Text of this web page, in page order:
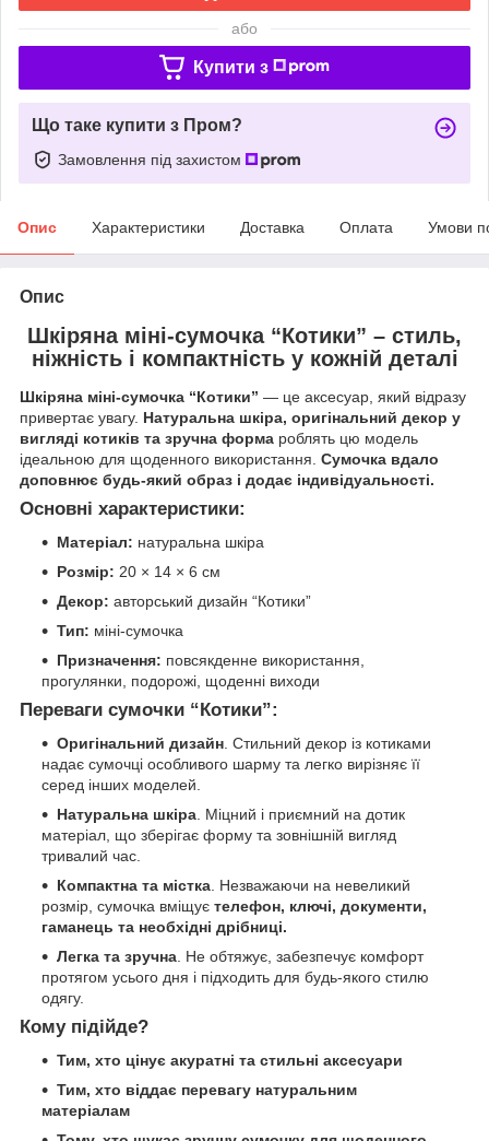
або
Купити з
Що таке купити з Пром?
Замовлення під захистом
Опис Характеристики Доставка Оплата Умови
Опис
Шкіряна міні-сумочка “Котики” – стиль,
ніжність і компактність у кожній деталі
Шкіряна міні-сумочка “Котики” — це аксесуар, який відразу
привертає увагу. Натуральна шкіра, оригінальний декор у
вигляді котиків та зручна форма роблять цю модель
ідеальною для щоденного використання. Сумочка вдало
доповнює будь-який образ і додає індивідуальності.
Основні характеристики:
Матеріал: натуральна шкіра
Розмір: 20 × 14 × 6 см
Декор: авторський дизайн “Котики”
Тип: міні-сумочка
Призначення: повсякденне використання,
прогулянки, подорожі, щоденні виходи
Переваги сумочки “Котики”:
Оригінальний дизайн . Стильний декор із котиками
надає сумочці особливого шарму та легко вирізняє її
серед інших моделей.
Натуральна шкіра . Міцний і приємний на дотик
матеріал, що зберігає форму та зовнішній вигляд
тривалий час.
Компактна та містка . Незважаючи на невеликий
розмір, сумочка вміщує телефон, ключі, документи,
гаманець та необхідні дрібниці.
Легка та зручна . Не обтяжує, забезпечує комфорт
протягом усього дня і підходить для будь-якого стилю
одягу.
Кому підійде?
Тим, хто цінує акуратні та стильні аксесуари
Тим, хто віддає перевагу натуральним
матеріалам